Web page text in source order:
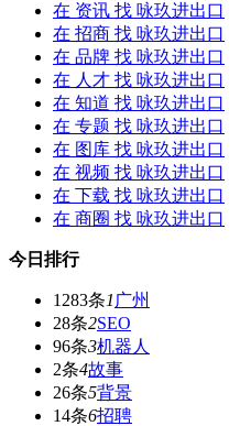
在 资讯 找 咏玖进出口
在 招商 找 咏玖进出口
在 品牌 找 咏玖进出口
在 人才 找 咏玖进出口
在 知道 找 咏玖进出口
在 专题 找 咏玖进出口
在 图库 找 咏玖进出口
在 视频 找 咏玖进出口
在 下载 找 咏玖进出口
在 商圈 找 咏玖进出口
今日排行
1283条1 广州
28条2SEO
96条3机器人
2条4故事
26条5背景
14条6招聘